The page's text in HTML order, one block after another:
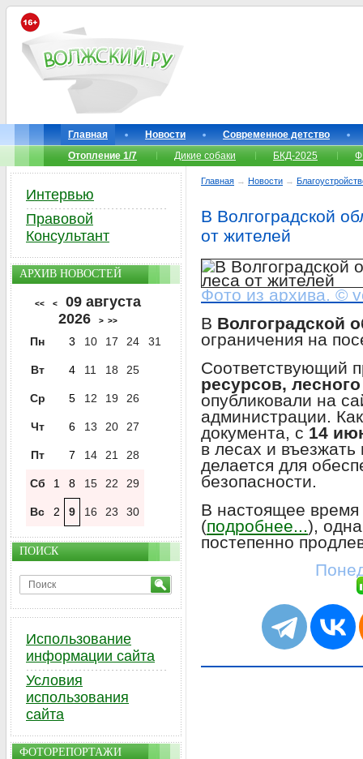
Главная Новости
Современное детство
Отопление 1/7
Дикие собаки БКД-2025
Главная → Новости →
В Волгоградской
от жителей
Фото из архива. ©
В Волгоградской
ограничения на
Соответствующий
ресурсов,
опубликовали на
администрации.
документа, с 14
в лесах и
делается для
безопасности.
В настоящее время
(подробнее...),
постепенно
Интервью
Правовой
Консультант
АРХИВ НОВОСТЕЙ
<< <
09 августа
2026
> >>
Пн 3 10 17 24 31
Вт 4 11 18 25
Ср 5 12 19 26
Чт 6 13 20 27
Пт 7 14 21 28
Сб 1 8 15 22 29
Вс 2 9 16 23 30
ПОИСК
Использование
информации сайта
Условия
использования
сайта
ФОТОРЕПОРТАЖИ